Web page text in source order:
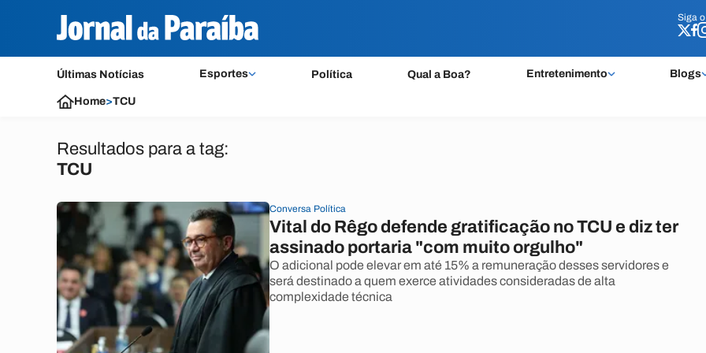
Siga o
Últimas Notícias Esportes Política Qual a Boa? Entretenimento Blogs
Siga o
Home>TCU
Resultados para a tag:
TCU
Conversa Política
Vital do Rêgo defende gratificação no TCU e diz ter
assinado portaria "com muito orgulho"
O adicional pode elevar em até 15% a remuneração desses servidores e
será destinado a quem exerce atividades consideradas de alta
complexidade técnica